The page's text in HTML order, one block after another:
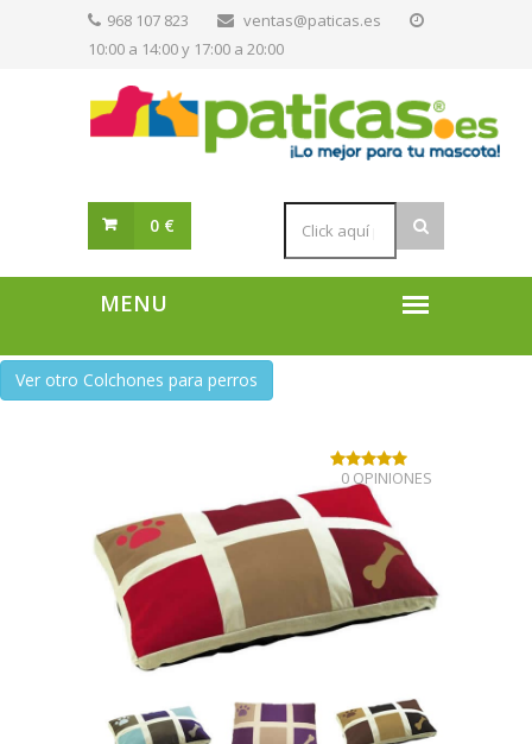
968 107 823
ventas@paticas.es
10:00 a 14:00 y 17:00 a 20:00
0 €
Ver otro Colchones para perros
0 OPINIONES